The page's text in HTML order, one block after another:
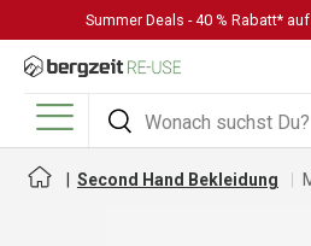
DIREKT ZUM INHALT
Summer Deals - 40 % Rabatt* auf
Suchen
Suchen
Menü
Second Hand Bekleidung